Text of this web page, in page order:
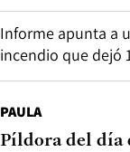
Informe apunta a
incendio que dejó
PAULA
Píldora del día